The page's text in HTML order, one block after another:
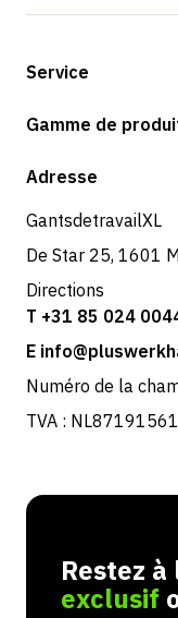
Service
Options de
Gamme de
Boutique
Adresse
GantsdetravailXL
De Star 25, 1601
Directions
T +31 85 024
E
Numéro de la
TVA :
Restez
exclusif